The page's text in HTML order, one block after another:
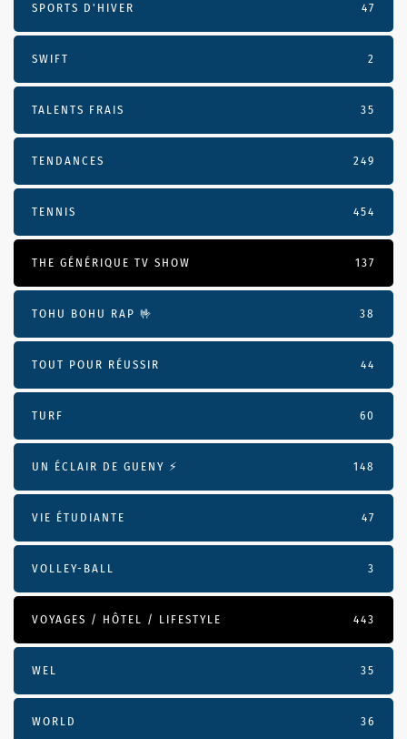
SPORTS D'HIVER 47
SWIFT 2
TALENTS FRAIS 35
TENDANCES 249
TENNIS 454
THE GÉNÉRIQUE TV SHOW 137
TOHU BOHU RAP 🤟 38
TOUT POUR RÉUSSIR 44
TURF 60
UN ÉCLAIR DE GUENY ⚡️ 148
VIE ÉTUDIANTE 47
VOLLEY-BALL 3
VOYAGES / HÔTEL / LIFESTYLE 443
WEL 35
WORLD 36